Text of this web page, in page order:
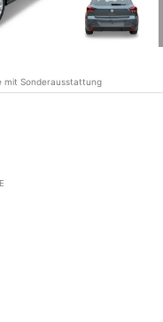
mit Sonderausstattung